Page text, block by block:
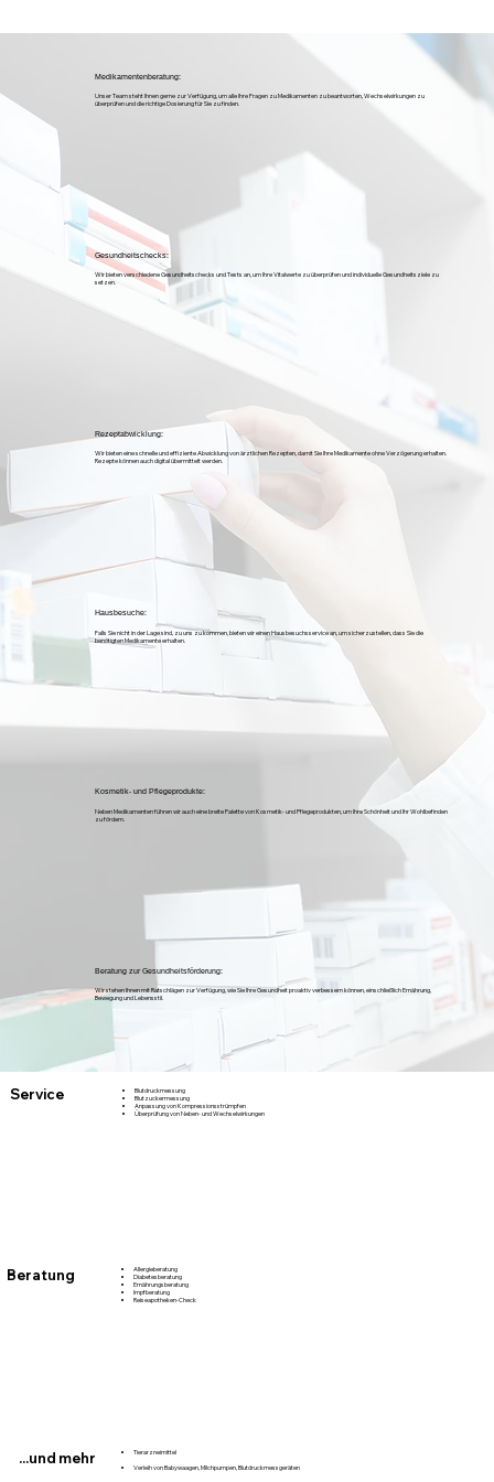
Medikamentenberatung:
Unser Team steht Ihnen gerne zur Verfügung, um alle Ihre Fragen zu Medikamenten zu beantworten, Wechselwirkungen zu
überprüfen und die richtige Dosierung für Sie zu finden.
Gesundheitschecks:
Wir bieten verschiedene Gesundheitschecks und Tests an, um Ihre Vitalwerte zu überprüfen und individuelle Gesundheitsziele zu
setzen.
Rezeptabwicklung:
Wir bieten eine schnelle und effiziente Abwicklung von ärztlichen Rezepten, damit Sie Ihre Medikamente ohne Verzögerung erhalten.
Rezepte können auch digital übermittelt werden.
Hausbesuche:
Falls Sie nicht in der Lage sind, zu uns zu kommen, bieten wir einen Hausbesuchsservice an, um sicherzustellen, dass Sie die
benötigten Medikamente erhalten.
Kosmetik- und Pflegeprodukte:
Neben Medikamenten führen wir auch eine breite Palette von Kosmetik- und Pflegeprodukten, um Ihre Schönheit und Ihr Wohlbefinden
zu fördern.
Beratung zur Gesundheitsförderung:
Wir stehen Ihnen mit Ratschlägen zur Verfügung, wie Sie Ihre Gesundheit proaktiv verbessern können, einschließlich Ernährung,
Bewegung und Lebensstil.
Service
Blutdruckmessung
Blutzuckermessung
Anpassung von Kompressionsstrümpfen
Überprüfung von Neben- und Wechselwirkungen
Beratung
Allergieberatung
Diabetesberatung
Ernährungsberatung
Impfberatung
Reiseapotheken-Check
...und mehr
Tierarzneimittel
Verleih von Babywaagen, Milchpumpen, Blutdruckmessgeräten